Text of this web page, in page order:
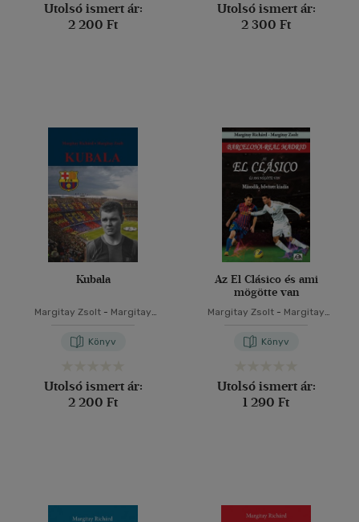
Utolsó ismert ár:
2 200 Ft
Utolsó ismert ár:
2 300 Ft
Kubala
Margitay Zsolt - Margitay
Könyv
Utolsó ismert ár:
2 200 Ft
Az El Clásico és ami
mögötte van
Margitay Zsolt - Margitay
Könyv
Utolsó ismert ár:
1 290 Ft